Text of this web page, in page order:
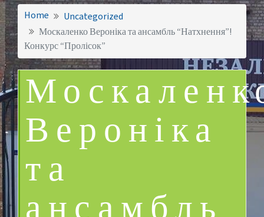
Home
Uncategorized
Москаленко Вероніка та ансамбль “Натхнення”!
Конкурс “Пролісок”
Вероніка
та